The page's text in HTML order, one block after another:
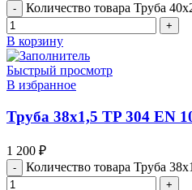
Количество товара Труба
В корзину
Быстрый просмотр
В избранное
Труба 38х1,5 TP 304 EN
1 200 ₽
Количество товара Труба